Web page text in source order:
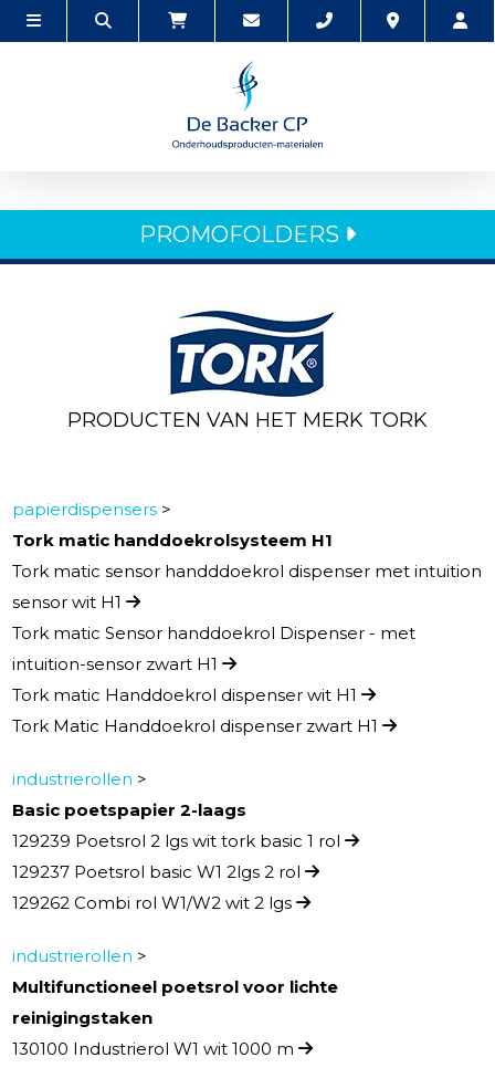
PROMOFOLDERS
PRODUCTEN VAN HET MERK TORK
papierdispensers >
Tork matic handdoekrolsysteem H1
Tork matic sensor handddoekrol dispenser met intuition
sensor wit H1
Tork matic Sensor handdoekrol Dispenser - met
intuition-sensor zwart H1
Tork matic Handdoekrol dispenser wit H1
Tork Matic Handdoekrol dispenser zwart H1
industrierollen >
Basic poetspapier 2-laags
129239 Poetsrol 2 lgs wit tork basic 1 rol
129237 Poetsrol basic W1 2lgs 2 rol
129262 Combi rol W1/W2 wit 2 lgs
industrierollen >
Multifunctioneel poetsrol voor lichte
reinigingstaken
130100 Industrierol W1 wit 1000 m